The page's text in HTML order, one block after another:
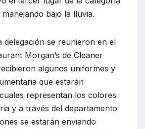
bajo la lluvia.
delegación se reunieron en el
Morgan’s de Cleaner
algunos uniformes y
que estarán
representan los colores
y a través del departamento
se estarán enviando